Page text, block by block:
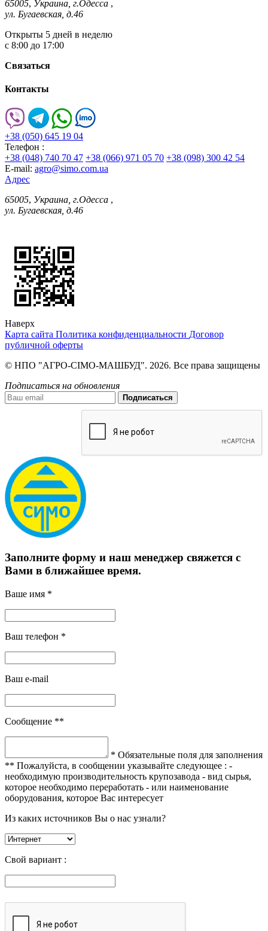
65005, Украина, г.Одесса ,
ул. Бугаевская, д.46
Открыты 5 дней в неделю
с 8:00 до 17:00
Связаться
Контакты
+38 (050) 645 19 04
Телефон :
+38 (048) 740 70 47 +38 (066) 971 05 70 +38 (098) 300 42 54
E-mail: agro@simo.com.ua
Адрес
65005, Украина, г.Одесса ,
ул. Бугаевская, д.46
Наверх
Карта сайта Политика конфиденциальности Договор
публичной оферты
© НПО "АГРО-СІМО-МАШБУД". 2026. Все права защищены
Подписаться на обновления
Подписаться
Заполните форму и наш менеджер свяжется с
Вами в ближайшее время.
Ваше имя *
Ваш телефон *
Ваш e-mail
Сообщение **
* Обязательные поля для заполнения
** Пожалуйста, в сообщении указывайте следующее : -
необходимую производительность крупозавода - вид сырья,
которое необходимо переработать - или наименование
оборудования, которое Вас интересует
Из каких источников Вы о нас узнали?
Свой вариант :